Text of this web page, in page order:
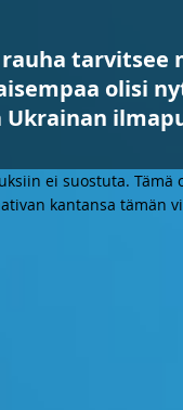
tarvitsee
olisi
ei suostuta.
kantansa tämän